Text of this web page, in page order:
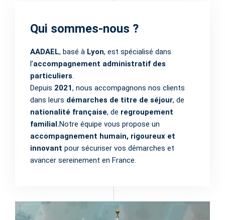
Qui sommes-nous ?
AADAEL, basé à Lyon, est spécialisé dans
l’accompagnement administratif des
particuliers.
Depuis 2021, nous accompagnons nos clients
dans leurs démarches de titre de séjour, de
nationalité française, de regroupement
familial.Notre équipe vous propose un
accompagnement humain, rigoureux et
innovant pour sécuriser vos démarches et
avancer sereinement en France.